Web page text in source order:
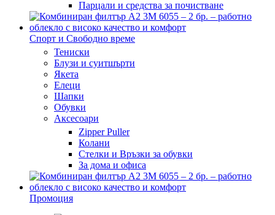
Парцали и средства за почистване
Спорт и Свободно време
Тениски
Блузи и суитшърти
Якета
Елеци
Шапки
Обувки
Аксесоари
Zipper Puller
Колани
Стелки и Връзки за обувки
За дома и офиса
Промоция